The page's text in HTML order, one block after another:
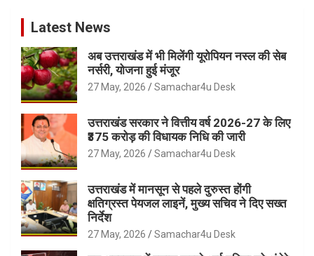
Latest News
अब उत्तराखंड में भी मिलेंगी यूरोपियन नस्ल की सेब
नर्सरी, योजना हुई मंजूर
27 May, 2026 Samachar4u Desk
उत्तराखंड सरकार ने वित्तीय वर्ष 2026-27 के लिए
₹375 करोड़ की विधायक निधि की जारी
27 May, 2026 Samachar4u Desk
उत्तराखंड में मानसून से पहले दुरुस्त होंगी
क्षतिग्रस्त पेयजल लाइनें, मुख्य सचिव ने दिए सख्त
निर्देश
27 May, 2026 Samachar4u Desk